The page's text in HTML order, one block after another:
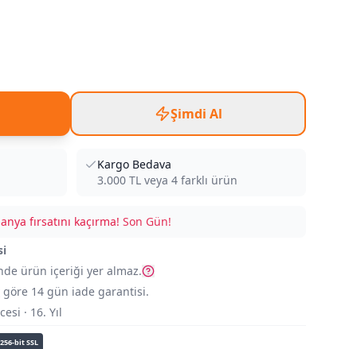
Şimdi Al
Kargo Bedava
3.000 TL veya 4 farklı ürün
fırsatını kaçırma! Son Gün!
ürün içeriği yer almaz.
göre 14 gün iade garantisi.
· 16. Yıl
256-bit SSL